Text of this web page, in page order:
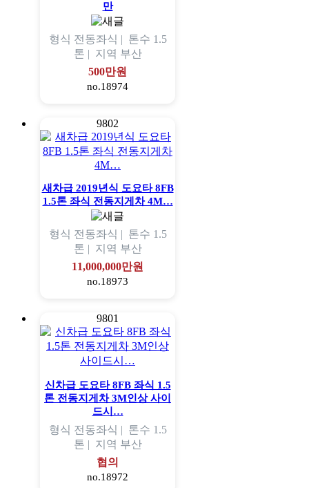
만
형식 전동좌식 | 톤수 1.5
톤 | 지역 부산
500만원
no.18974
9802
새차급 2019년식 도요타 8FB
1.5톤 좌식 전동지게차 4M…
형식 전동좌식 | 톤수 1.5
톤 | 지역 부산
11,000,000만원
no.18973
9801
신차급 도요타 8FB 좌식 1.5
톤 전동지게차 3M인상 사이
드시…
형식 전동좌식 | 톤수 1.5
톤 | 지역 부산
협의
no.18972